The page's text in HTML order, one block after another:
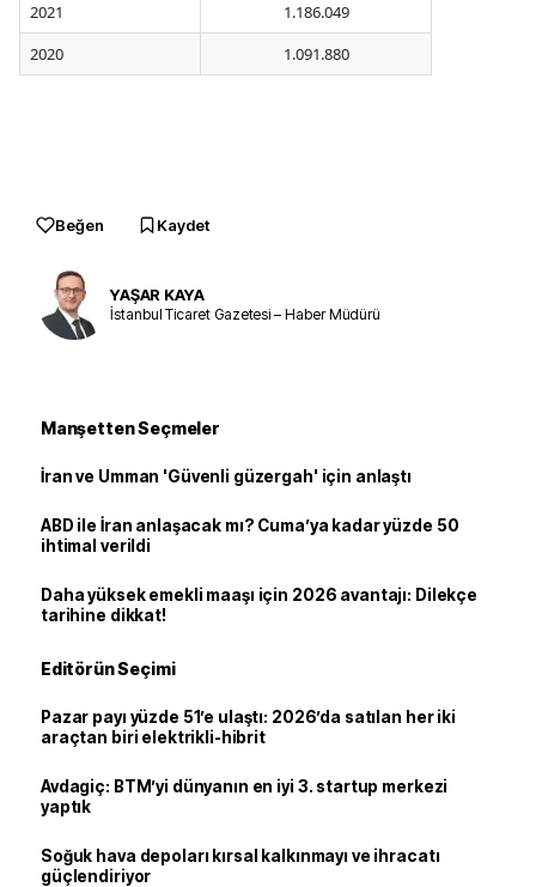
2021
1.186.049
2020
1.091.880
Beğen Kaydet
YAŞAR KAYA
İstanbul Ticaret Gazetesi – Haber Müdürü
Manşetten Seçmeler
İran ve Umman 'Güvenli güzergah' için anlaştı
ABD ile İran anlaşacak mı? Cuma’ya kadar yüzde 50
ihtimal verildi
Daha yüksek emekli maaşı için 2026 avantajı: Dilekçe
tarihine dikkat!
Editörün Seçimi
Pazar payı yüzde 51’e ulaştı: 2026’da satılan her iki
araçtan biri elektrikli-hibrit
Avdagiç: BTM’yi dünyanın en iyi 3. startup merkezi
yaptık
Soğuk hava depoları kırsal kalkınmayı ve ihracatı
güçlendiriyor